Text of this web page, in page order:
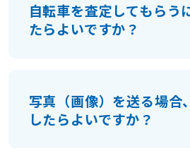
自転車を査定してもらう
たらよいですか？
付属品の有無などをお知ら
写真（画像）を送る場合
したらよいですか？